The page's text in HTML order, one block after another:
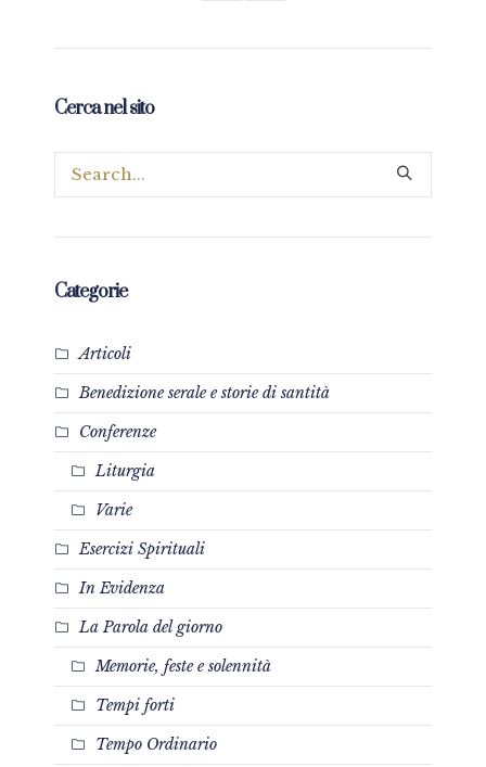
Cerca nel sito
Categorie
Articoli
Benedizione serale e storie di santità
Conferenze
Liturgia
Varie
Esercizi Spirituali
In Evidenza
La Parola del giorno
Memorie, feste e solennità
Tempi forti
Tempo Ordinario